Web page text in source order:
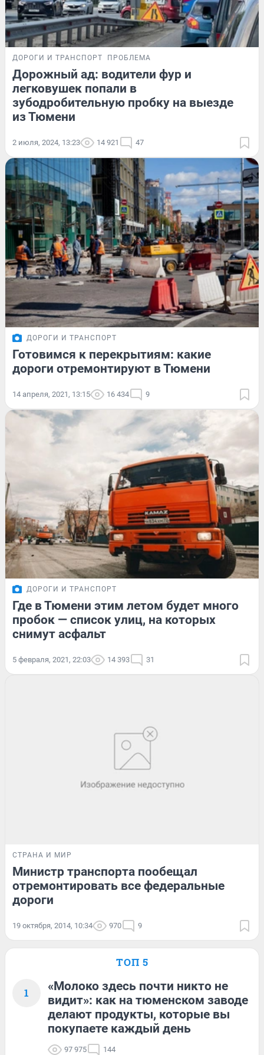
ДОРОГИ И ТРАНСПОРТ ПРОБЛЕМА
Дорожный ад: водители фур и
легковушек попали в
зубодробительную пробку на выезде
из Тюмени
2 июля, 2024, 13:23 14 921 47
ДОРОГИ И ТРАНСПОРТ
Готовимся к перекрытиям: какие
дороги отремонтируют в Тюмени
14 апреля, 2021, 13:15 16 434 9
ДОРОГИ И ТРАНСПОРТ
Где в Тюмени этим летом будет много
пробок — список улиц, на которых
снимут асфальт
5 февраля, 2021, 22:03 14 393 31
СТРАНА И МИР
Министр транспорта пообещал
отремонтировать все федеральные
дороги
19 октября, 2014, 10:34 970 9
ТОП 5
1
«Молоко здесь почти никто не
видит»: как на тюменском заводе
делают продукты, которые вы
покупаете каждый день
97 975 144